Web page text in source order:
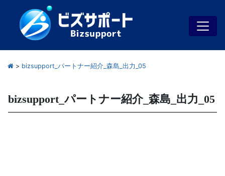
> bizsupport_パートナー紹介_森島_出力_05
bizsupport_パートナー紹介_森島_出力_05